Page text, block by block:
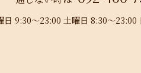
9:30～23:00 土曜日 8:30～23:00